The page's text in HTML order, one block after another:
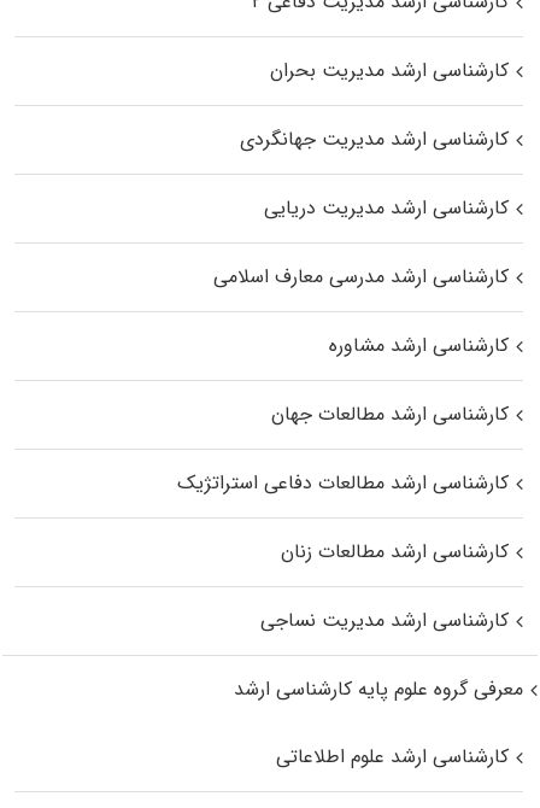
کارشناسی ارشد مدیریت بحران
کارشناسی ارشد مدیریت جهانگردی
کارشناسی ارشد مدیریت دریایی
کارشناسی ارشد مدرسی معارف اسلامی
کارشناسی ارشد مشاوره
کارشناسی ارشد مطالعات جهان
کارشناسی ارشد مطالعات دفاعی استراتژیک
کارشناسی ارشد مطالعات زنان
کارشناسی ارشد مدیریت نساجی
معرفی گروه علوم پایه کارشناسی ارشد
کارشناسی ارشد علوم اطلاعاتی